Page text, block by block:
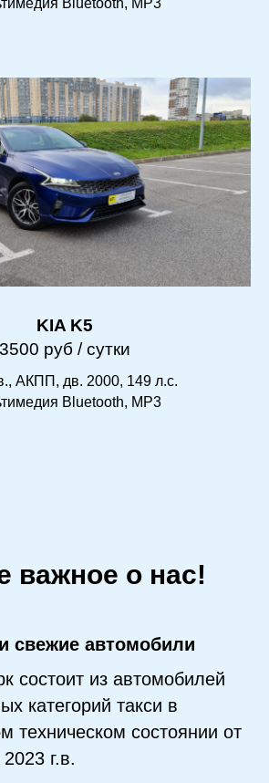
Bluetooth, MP3
KIA K5
3500 руб / сутки
АКПП, дв. 2000, 149 л.с.
Bluetooth, MP3
важное о нас!
свежие автомобили
состоит из автомобилей
категорий такси в
техническом состоянии от
г.в.